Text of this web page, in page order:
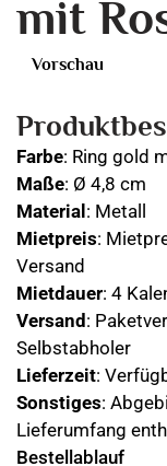
mit
Farbe: Ring gold
Maße: Ø 4,8 cm
Material : Metall
Mietpreis:
Versand
Mietdauer: 4
Versand :
Selbstabholer
Lieferzeit:
Sonstiges:
Lieferumfang
Vorschau
Bestellablauf